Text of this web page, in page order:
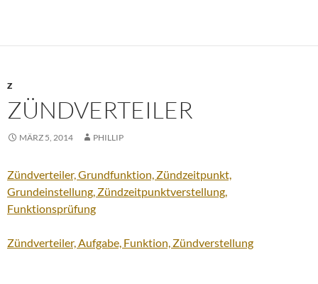
Z
ZÜNDVERTEILER
MÄRZ 5, 2014 PHILLIP
Zündverteiler, Grundfunktion, Zündzeitpunkt,
Grundeinstellung, Zündzeitpunktverstellung,
Funktionsprüfung
Zündverteiler, Aufgabe, Funktion, Zündverstellung